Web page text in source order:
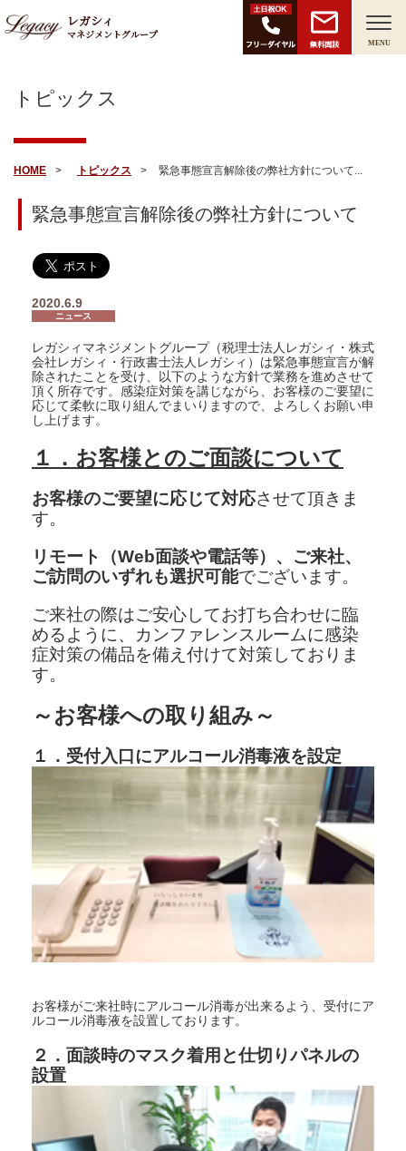
レガシィ
マネジメントグループ
無料面談 MENU
トピックス
HOME トピックス 緊急事態宣言解除後の弊社方針について...
緊急事態宣言解除後の弊社方針について
2020.6.9
ニュース
レガシィマネジメントグループ（税理士法人レガシィ・株式
会社レガシィ・行政書士法人レガシィ）は緊急事態宣言が解
除されたことを受け、以下のような方針で業務を進めさせて
頂く所存です。感染症対策を講じながら、お客様のご要望に
応じて柔軟に取り組んでまいりますので、よろしくお願い申
し上げます。
１．お客様とのご面談について
お客様のご要望に応じて対応させて頂きま
す。
リモート（Web面談や電話等）、ご来社、
ご訪問のいずれも選択可能でございます。
ご来社の際はご安心してお打ち合わせに臨
めるように、カンファレンスルームに感染
症対策の備品を備え付けて対策しておりま
す。
～お客様への取り組み～
１．受付入口にアルコール消毒液を設定
お客様がご来社時にアルコール消毒が出来るよう、受付にア
ルコール消毒液を設置しております。
２．面談時のマスク着用と仕切りパネルの
設置